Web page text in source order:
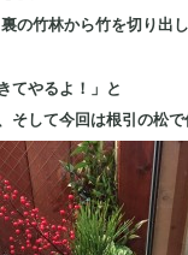
の竹林から竹を切り出
てやるよ！」と
そして今回は根引の松